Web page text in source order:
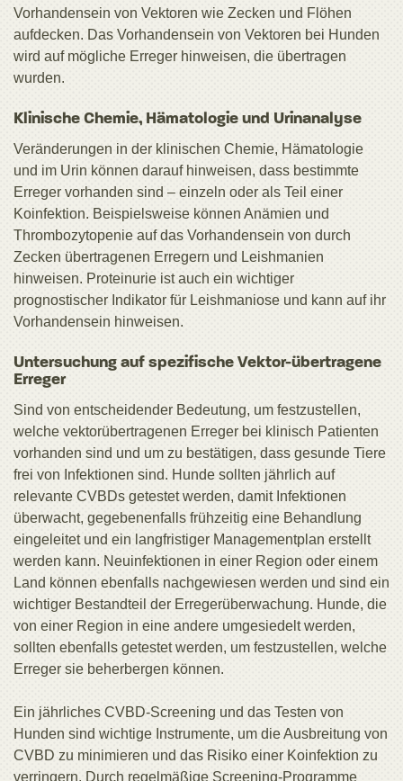
Vorhandensein von Vektoren wie Zecken und Flöhen
aufdecken. Das Vorhandensein von Vektoren bei Hunden
wird auf mögliche Erreger hinweisen, die übertragen
wurden.
Klinische Chemie, Hämatologie und Urinanalyse
Veränderungen in der klinischen Chemie, Hämatologie
und im Urin können darauf hinweisen, dass bestimmte
Erreger vorhanden sind – einzeln oder als Teil einer
Koinfektion. Beispielsweise können Anämien und
Thrombozytopenie auf das Vorhandensein von durch
Zecken übertragenen Erregern und Leishmanien
hinweisen. Proteinurie ist auch ein wichtiger
prognostischer Indikator für Leishmaniose und kann auf ihr
Vorhandensein hinweisen.
Untersuchung auf spezifische Vektor-übertragene
Erreger
Sind von entscheidender Bedeutung, um festzustellen,
welche vektorübertragenen Erreger bei klinisch Patienten
vorhanden sind und um zu bestätigen, dass gesunde Tiere
frei von Infektionen sind. Hunde sollten jährlich auf
relevante CVBDs getestet werden, damit Infektionen
überwacht, gegebenenfalls frühzeitig eine Behandlung
eingeleitet und ein langfristiger Managementplan erstellt
werden kann. Neuinfektionen in einer Region oder einem
Land können ebenfalls nachgewiesen werden und sind ein
wichtiger Bestandteil der Erregerüberwachung. Hunde, die
von einer Region in eine andere umgesiedelt werden,
sollten ebenfalls getestet werden, um festzustellen, welche
Erreger sie beherbergen können.
Ein jährliches CVBD-Screening und das Testen von
Hunden sind wichtige Instrumente, um die Ausbreitung von
CVBD zu minimieren und das Risiko einer Koinfektion zu
verringern. Durch regelmäßige Screening-Programme